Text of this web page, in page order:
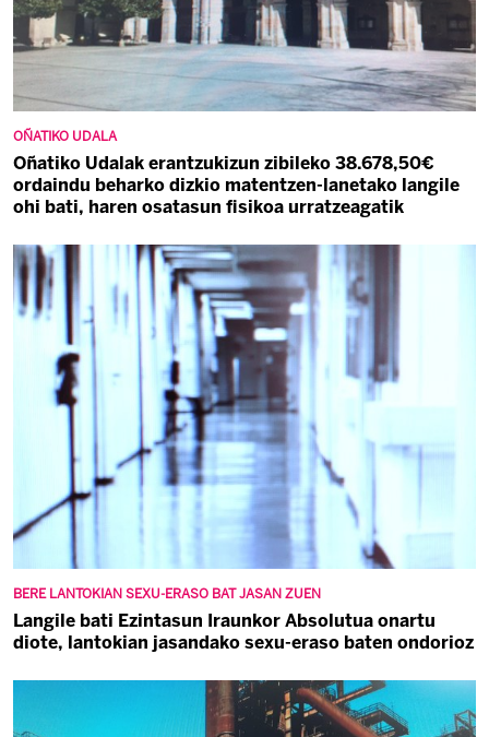
OÑATIKO UDALA
Oñatiko Udalak erantzukizun zibileko 38.678,50€
ordaindu beharko dizkio matentzen-lanetako langile
ohi bati, haren osatasun fisikoa urratzeagatik
BERE LANTOKIAN SEXU-ERASO BAT JASAN ZUEN
Langile bati Ezintasun Iraunkor Absolutua onartu
diote, lantokian jasandako sexu-eraso baten ondorioz